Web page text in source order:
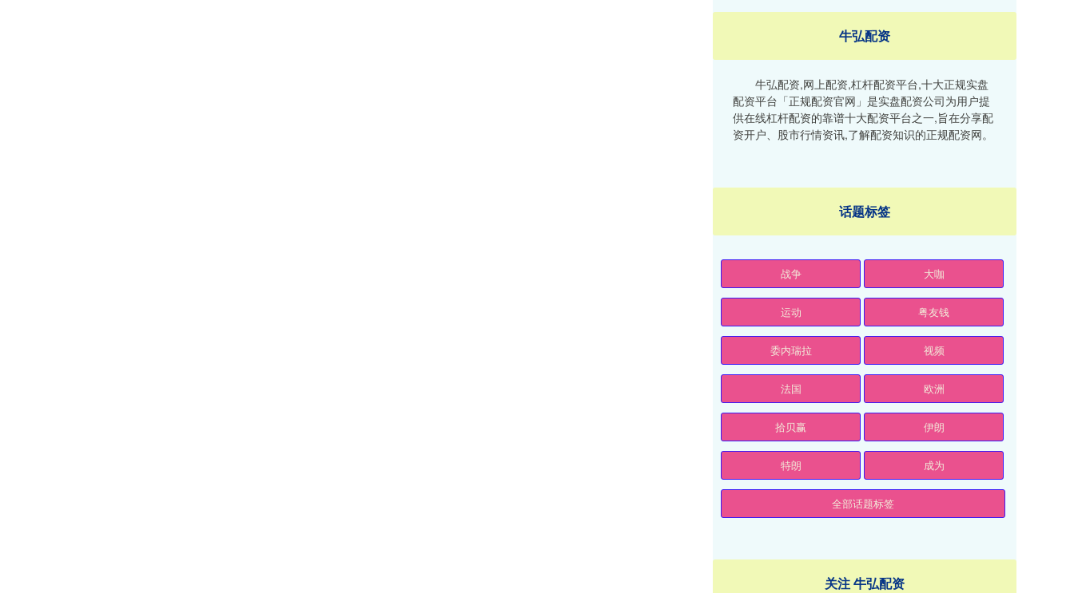
牛弘配资
牛弘配资,网上配资,杠杆配资平台,十大正规实盘
配资平台「正规配资官网」是实盘配资公司为用户提
供在线杠杆配资的靠谱十大配资平台之一,旨在分享配
资开户、股市行情资讯,了解配资知识的正规配资网。
话题标签
战争 大咖
运动 粤友钱
委内瑞拉 视频
法国 欧洲
拾贝赢 伊朗
特朗 成为
全部话题标签
关注 牛弘配资